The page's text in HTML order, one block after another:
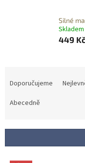
Silné
Skladem
449 Kč
r
Doporučujeme
Abecedně
V